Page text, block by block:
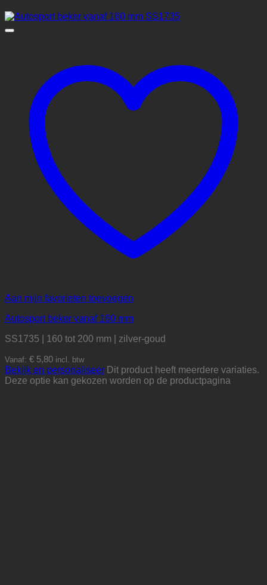
Aan mijn favorieten toevoegen
Autosport beker vanaf 160 mm
SS1735 | 160 tot 200 mm | zilver-goud
Vanaf: € 5,80 incl. btw
Bekijk en personaliseer Dit product heeft meerdere variaties.
Deze optie kan gekozen worden op de productpagina